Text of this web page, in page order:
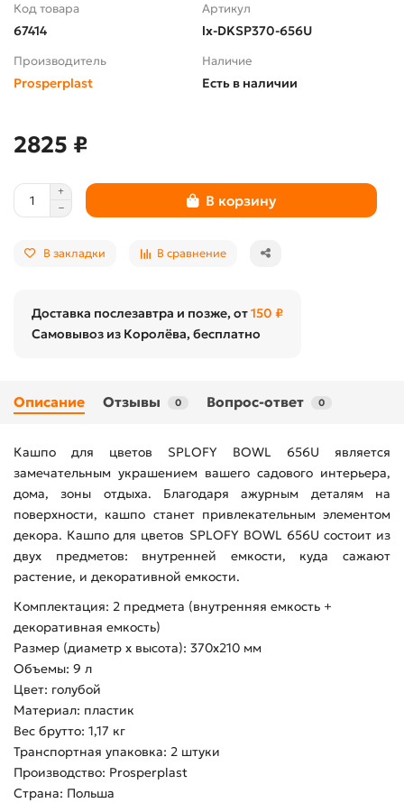
Код товара
67414
Артикул
lx-DKSP370-656U
Производитель
Prosperplast
Наличие
Есть в наличии
2825 ₽
В корзину
В закладки В сравнение
Доставка послезавтра и позже, от150 ₽
Самовывоз из Королёва, бесплатно
Описание Отзывы 0 Вопрос-ответ 0
Кашпо для цветов SPLOFY BOWL 656U является
замечательным украшением вашего садового интерьера,
дома, зоны отдыха. Благодаря ажурным деталям на
поверхности, кашпо станет привлекательным элементом
декора. Кашпо для цветов SPLOFY BOWL 656U состоит из
двух предметов: внутренней емкости, куда сажают
растение, и декоративной емкости.
Комплектация: 2 предмета (внутренняя емкость +
декоративная емкость)
Размер (диаметр х высота): 370х210 мм
Объемы: 9 л
Цвет: голубой
Материал: пластик
Вес брутто: 1,17 кг
Транспортная упаковка: 2 штуки
Производство: Prosperplast
Страна: Польша